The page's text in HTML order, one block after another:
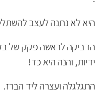
היא לא נתנה לעצב
הדביקה לראשה פקק של
ידיות, והנה היא כד!
התגלגלה ועצרה ליד הברז.